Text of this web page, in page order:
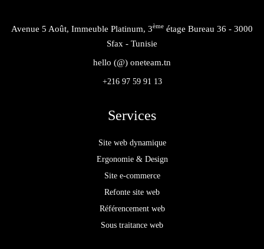
Avenue 5 Août, Immeuble Platinum, 3ème étage Bureau 36 - 3000
Sfax - Tunisie
hello (@) oneteam.tn
+216 97 59 91 13
Services
Site web dynamique
Ergonomie & Design
Site e-commerce
Refonte site web
Référencement web
Sous traitance web